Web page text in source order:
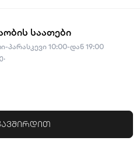
საათები
პარასკევი 10:00-დან 19:00